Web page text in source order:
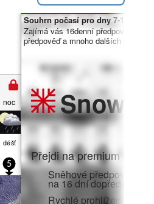
noc
déšť
5
Souhrn počasí pro dny 7-16:
Zajímá vás 16denní předpověď?
předpověď a mnoho dalších funkcí
Snow
Přejdi na premium a
Sněhové předpovědi
na 16 dní dopředu
Rychlé prohlížení bez